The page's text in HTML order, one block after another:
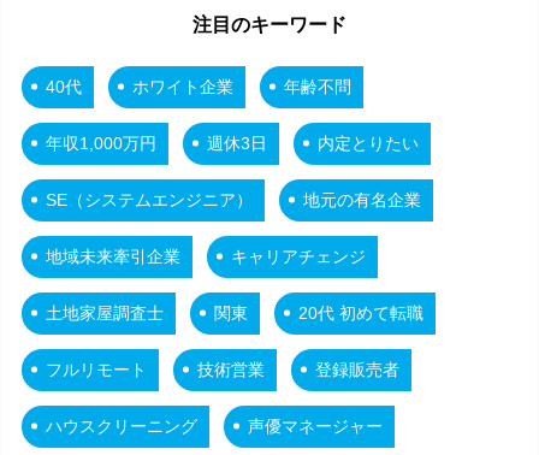
注目のキーワード
40代 ホワイト企業 年齢不問
年収1,000万円 週休3日 内定とりたい
SE（システムエンジニア） 地元の有名企業
地域未来牽引企業 キャリアチェンジ
土地家屋調査士 関東 20代 初めて転職
フルリモート 技術営業 登録販売者
ハウスクリーニング 声優マネージャー